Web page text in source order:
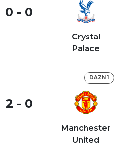
0 - 0
Crystal
Palace
DAZN 1
2 - 0
Manchester
United